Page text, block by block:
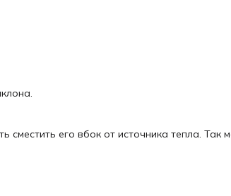
сместить его вбок от источника тепла. Так